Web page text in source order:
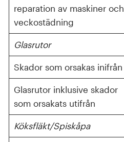
reparation av maskiner och
veckostädning
Glasrutor
Skador som orsakas inifrån
Glasrutor inklusive skador
som orsakats utifrån
Köksfläkt/Spiskåpa